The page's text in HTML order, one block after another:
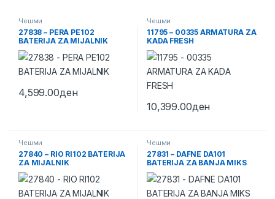
Чешми
27838 – PERA PE102
BATERIJA ZA MIJALNIK
4,599.00ден
Чешми
11795 – 00335 ARMATURA ZA
KADA FRESH
10,399.00ден
Чешми
27840 – RIO RI102 BATERIJA
ZA MIJALNIK
Чешми
27831 – DAFNE DA101
BATERIJA ZA BANJA MIKS